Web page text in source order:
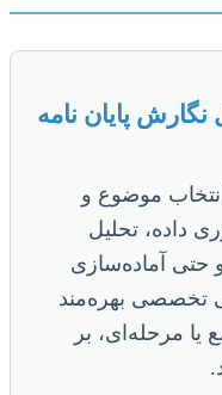
نگارش پایان نامه
موضوع و
داده، تحلیل
حتی آماده‌سازی
تخصصی بهره‌مند
مرحله‌ای، بر